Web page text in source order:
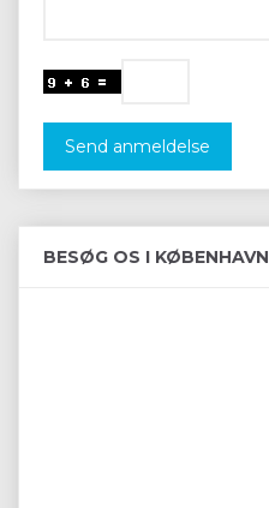
Send anmeldelse
BESØG OS I KØBENHAVN